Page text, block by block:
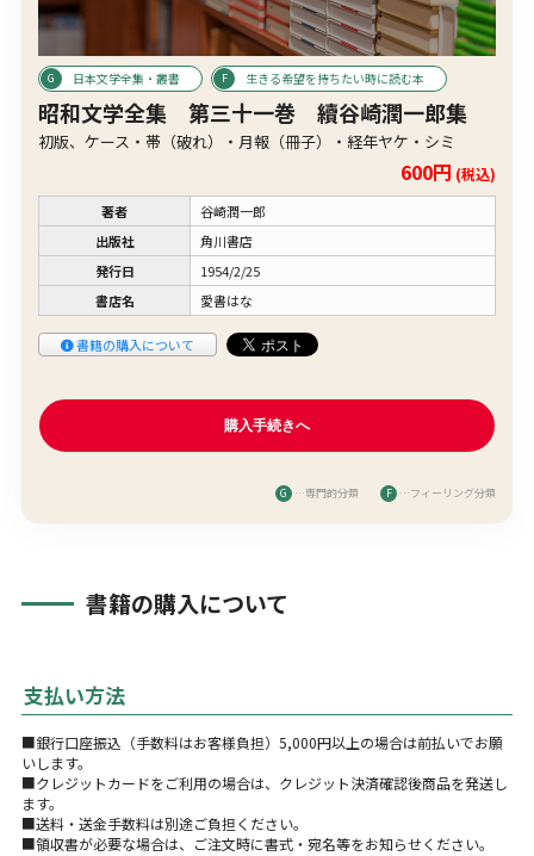
日本文学全集・叢書 生きる希望を持ちたい時に読む本
昭和文学全集 第三十一巻 續谷崎潤一郎集
初版、ケース・帯（破れ）・月報（冊子）・経年ヤケ・シミ
600円 (税込)
著者
谷崎潤一郎
出版社
角川書店
発行日
1954/2/25
書店名
愛書はな
書籍の購入について
G …専門的分類 F …フィーリング分類
書籍の購入について
支払い方法
■銀行口座振込（手数料はお客様負担）5,000円以上の場合は前払いでお願
いします。
■クレジットカードをご利用の場合は、クレジット決済確認後商品を発送し
ます。
■送料・送金手数料は別途ご負担ください。
■領収書が必要な場合は、ご注文時に書式・宛名等をお知らせください。